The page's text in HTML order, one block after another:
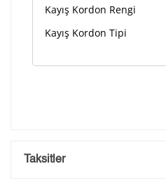
Kayış Kordon Rengi
Kayış Kordon Tipi
Taksitler